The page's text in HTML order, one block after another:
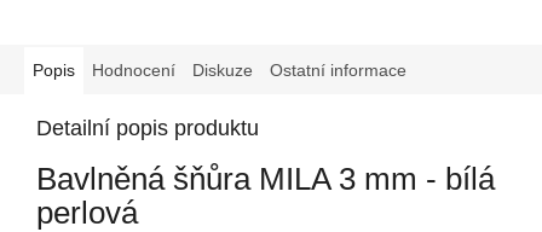
Popis Hodnocení Diskuze Ostatní informace
Detailní popis produktu
Bavlněná šňůra MILA 3 mm - bílá
perlová